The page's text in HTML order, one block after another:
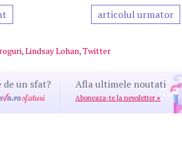
articolul urmator
,Lindsay Lohan,Twitter
de un sfat? Afla ultimele noutati
Aboneaza-te la newsletter »